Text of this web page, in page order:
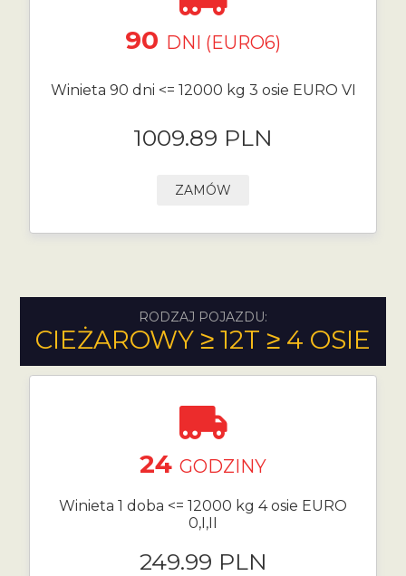
90 DNI (EURO6)
Winieta 90 dni <= 12000 kg 3 osie EURO VI
1009.89 PLN
ZAMÓW
RODZAJ POJAZDU:
CIEŻAROWY ≥ 12T ≥ 4 OSIE
24 GODZINY
Winieta 1 doba <= 12000 kg 4 osie EURO
0,I,II
249.99 PLN